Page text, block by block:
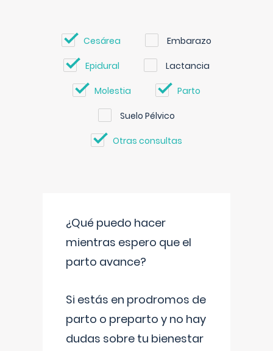
Cesárea Embarazo
Epidural Lactancia
Molestia Parto
Suelo Pélvico
Otras consultas
¿Qué puedo hacer
mientras espero que el
parto avance?
Si estás en prodromos de
parto o preparto y no hay
dudas sobre tu bienestar